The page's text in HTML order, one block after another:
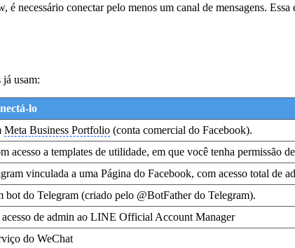
necessário conectar pelo menos um canal de mensagens.
usam:
lo
Meta Business Portfolio (conta comercial do Facebook).
acesso a templates de utilidade, em que você tenha permissão
vinculada a uma Página do Facebook, com acesso total de
bot do Telegram (criado pelo @BotFather do Telegram).
de admin ao LINE Official Account Manager
do WeChat